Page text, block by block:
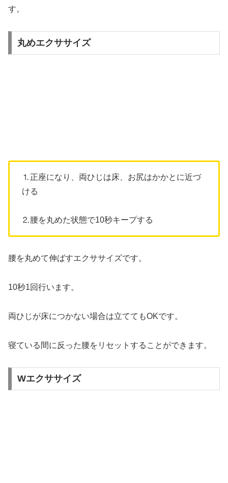
す。
丸めエクササイズ
⒈正座になり、両ひじは床、お尻はかかとに近づ
ける
⒉腰を丸めた状態で10秒キープする
腰を丸めて伸ばすエクササイズです。
10秒1回行います。
両ひじが床につかない場合は立ててもOKです。
寝ている間に反った腰をリセットすることができます。
Wエクササイズ